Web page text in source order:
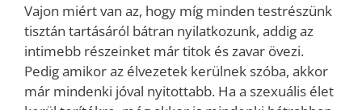
Vajon miért van az, hogy míg minden testrészünk
tisztán tartásáról bátran nyilatkozunk, addig az
intimebb részeinket már titok és zavar övezi.
Pedig amikor az élvezetek kerülnek szóba, akkor
már mindenki jóval nyitottabb. Ha a szexuális élet